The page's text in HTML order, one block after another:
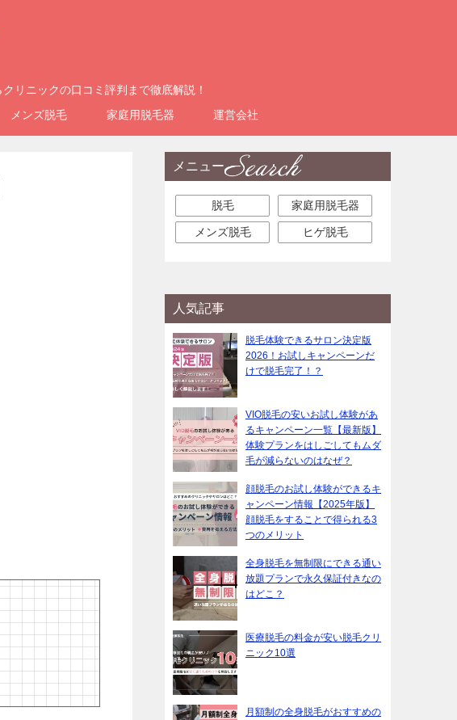
リニックの口コミ評判まで徹底解説！
メンズ脱毛 家庭用脱毛器 運営会社
メニュー
脱毛 家庭用脱毛器
メンズ脱毛 ヒゲ脱毛
人気記事
脱毛体験できるサロン決定版
2026！お試しキャンペーンだ
けで脱毛完了！？
VIO脱毛の安いお試し体験があ
るキャンペーン一覧【最新版】
体験プランをはしごしてもムダ
毛が減らないのはなぜ？
顔脱毛のお試し体験ができるキ
ャンペーン情報【2025年版】
顔脱毛をすることで得られる3
つのメリット
全身脱毛を無制限にできる通い
放題プランで永久保証付きなの
はどこ？
医療脱毛の料金が安い脱毛クリ
ニック10選
月額制の全身脱毛がおすすめの